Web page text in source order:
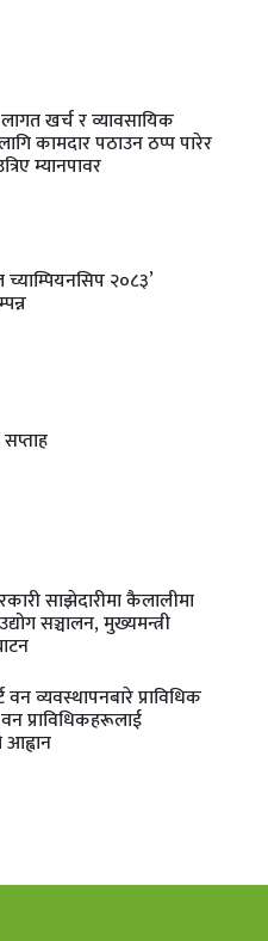
खर्च र व्यावसायिक
कामदार पठाउन ठप्प पारेर
म्यानपावर
२०८३’
साझेदारीमा कैलालीमा
सञ्चालन, मुख्यमन्त्री
वन व्यवस्थापनबारे प्राविधिक
प्राविधिकहरूलाई
आह्वान